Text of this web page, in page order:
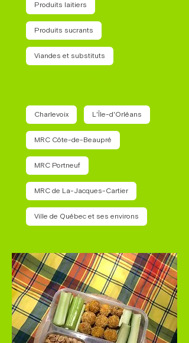
Produits laitiers
Produits sucrants
Viandes et substituts
Charlevoix L'Île-d'Orléans
MRC Côte-de-Beaupré
MRC Portneuf
MRC de La-Jacques-Cartier
Ville de Québec et ses environs